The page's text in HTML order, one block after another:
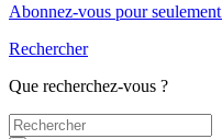
Abonnez-vous pour seulement
Rechercher
Que recherchez-vous ?